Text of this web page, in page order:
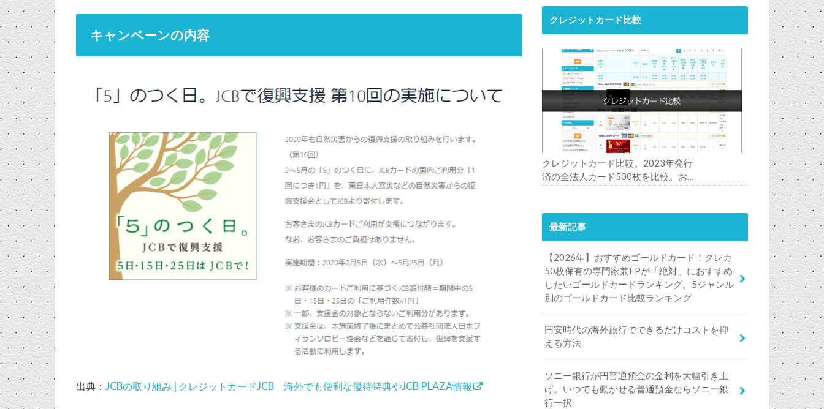
キャンペーンの内容
出典： JCBの取り組み | クレジットカードJCB 海外でも便利な優待特典やJCB PLAZA情報
クレジットカード比較
クレジットカード比較。2023年発行
済の全法人カード500枚を比較。お
最新記事
【2026年】おすすめゴールドカード！クレカ
50枚保有の専門家兼FPが「絶対」におすすめ
したいゴールドカードランキング。5ジャンル
別のゴールドカード比較ランキング
円安時代の海外旅行でできるだけコストを抑
える方法
ソニー銀行が円普通預金の金利を大幅引き上
げ。いつでも動かせる普通預金ならソニー銀
行一択